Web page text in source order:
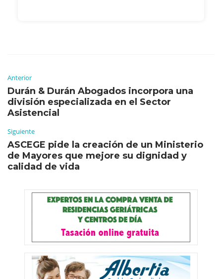
Anterior
Durán & Durán Abogados incorpora una
división especializada en el Sector
Asistencial
Siguiente
ASCEGE pide la creación de un Ministerio
de Mayores que mejore su dignidad y
calidad de vida